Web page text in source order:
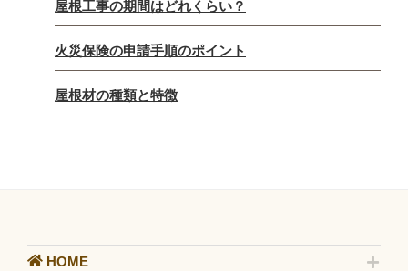
屋根工事の期間はどれくらい？
火災保険の申請手順のポイント
屋根材の種類と特徴
HOME